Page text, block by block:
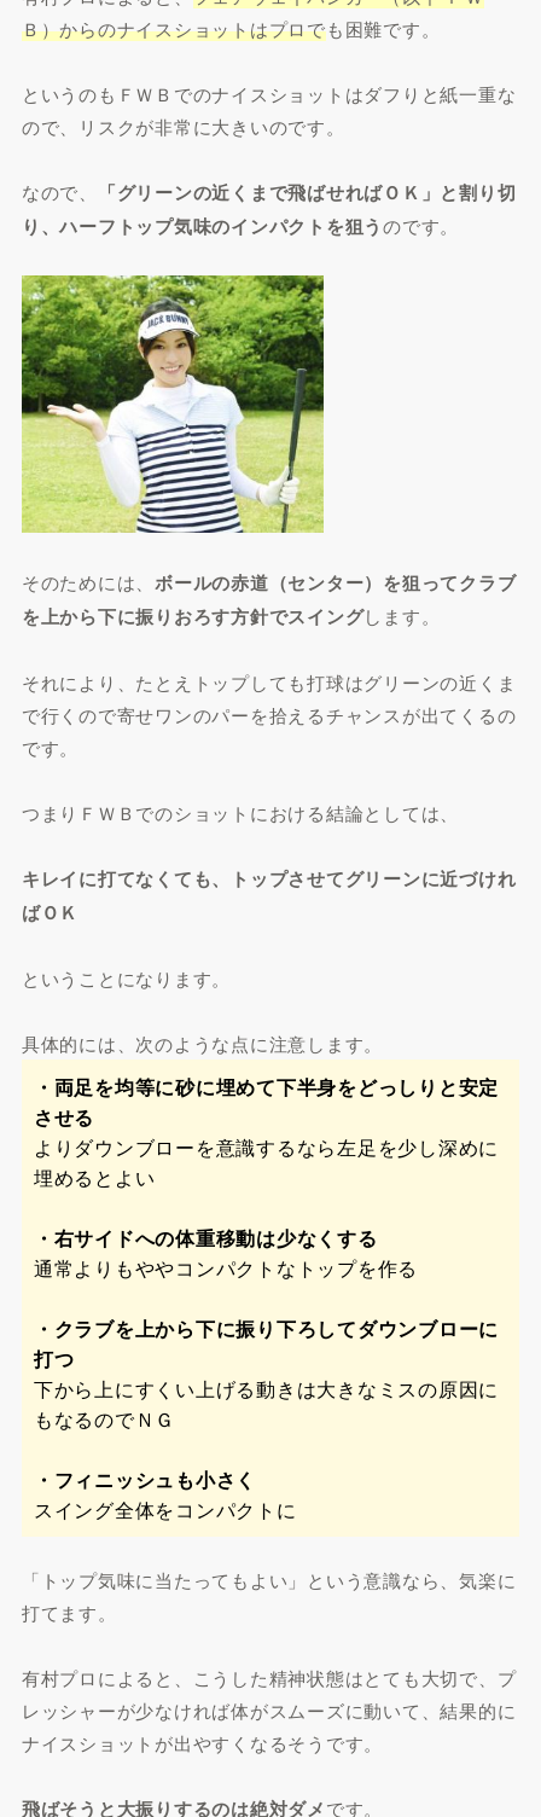
Ｂ）からのナイスショットはプロでも困難です。
というのもＦＷＢでのナイスショットはダフりと紙一重な
ので、リスクが非常に大きいのです。
なので、
「グリーンの近くまで飛ばせればＯＫ」と割り切
り、ハーフトップ気味のインパクトを狙うのです。
そのためには、 ボールの赤道（センター）を狙ってクラブ
を上から下に振りおろす方針でスイングします。
それにより、たとえトップしても打球はグリーンの近くま
で行くので寄せワンのパーを拾えるチャンスが出てくるの
です。
つまりＦＷＢでのショットにおける結論としては、
キレイに打てなくても、トップさせてグリーンに近づけれ
ばＯＫ
ということになります。
具体的には、次のような点に注意します。
・両足を均等に砂に埋めて下半身をどっしりと安定
させる
よりダウンブローを意識するなら左足を少し深めに
埋めるとよい
・右サイドへの体重移動は少なくする
通常よりもややコンパクトなトップを作る
・クラブを上から下に振り下ろしてダウンブローに
打つ
下から上にすくい上げる動きは大きなミスの原因に
もなるのでＮＧ
・フィニッシュも小さく
スイング全体をコンパクトに
「トップ気味に当たってもよい」という意識なら、気楽に
打てます。
有村プロによると、こうした精神状態はとても大切で、プ
レッシャーが少なければ体がスムーズに動いて、結果的に
ナイスショットが出やすくなるそうです。
飛ばそうと大振りするのは絶対ダメです。